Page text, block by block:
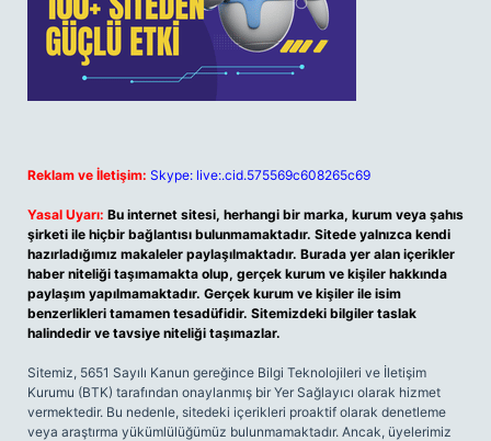
Reklam ve İletişim: Skype: live:.cid.575569c608265c69
Yasal Uyarı: Bu internet sitesi, herhangi bir marka, kurum veya şahıs
şirketi ile hiçbir bağlantısı bulunmamaktadır. Sitede yalnızca kendi
hazırladığımız makaleler paylaşılmaktadır. Burada yer alan içerikler
haber niteliği taşımamakta olup, gerçek kurum ve kişiler hakkında
paylaşım yapılmamaktadır. Gerçek kurum ve kişiler ile isim
benzerlikleri tamamen tesadüfidir. Sitemizdeki bilgiler taslak
halindedir ve tavsiye niteliği taşımazlar.
Sitemiz, 5651 Sayılı Kanun gereğince Bilgi Teknolojileri ve İletişim
Kurumu (BTK) tarafından onaylanmış bir Yer Sağlayıcı olarak hizmet
vermektedir. Bu nedenle, sitedeki içerikleri proaktif olarak denetleme
veya araştırma yükümlülüğümüz bulunmamaktadır. Ancak, üyelerimiz